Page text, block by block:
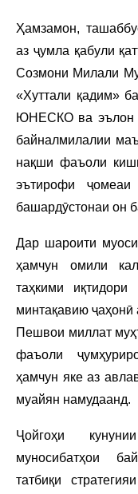
Ҳамзамон,
аз ҷумла қабули
Созмони Милали
«Хуттали қадим»
ЮНЕСКО ва эълон
байналмилалии
нақши фаъоли
эътирофи ҷомеаи
башардӯстонаи он
Дар шароити
ҳамчун омили
таҳкими
минтақавию ҷаҳонӣ
Пешвои миллат
фаъоли
ҳамчун яке аз
муайян намудаанд.
Ҷойгоҳи
муносибатҳои
татбиқи